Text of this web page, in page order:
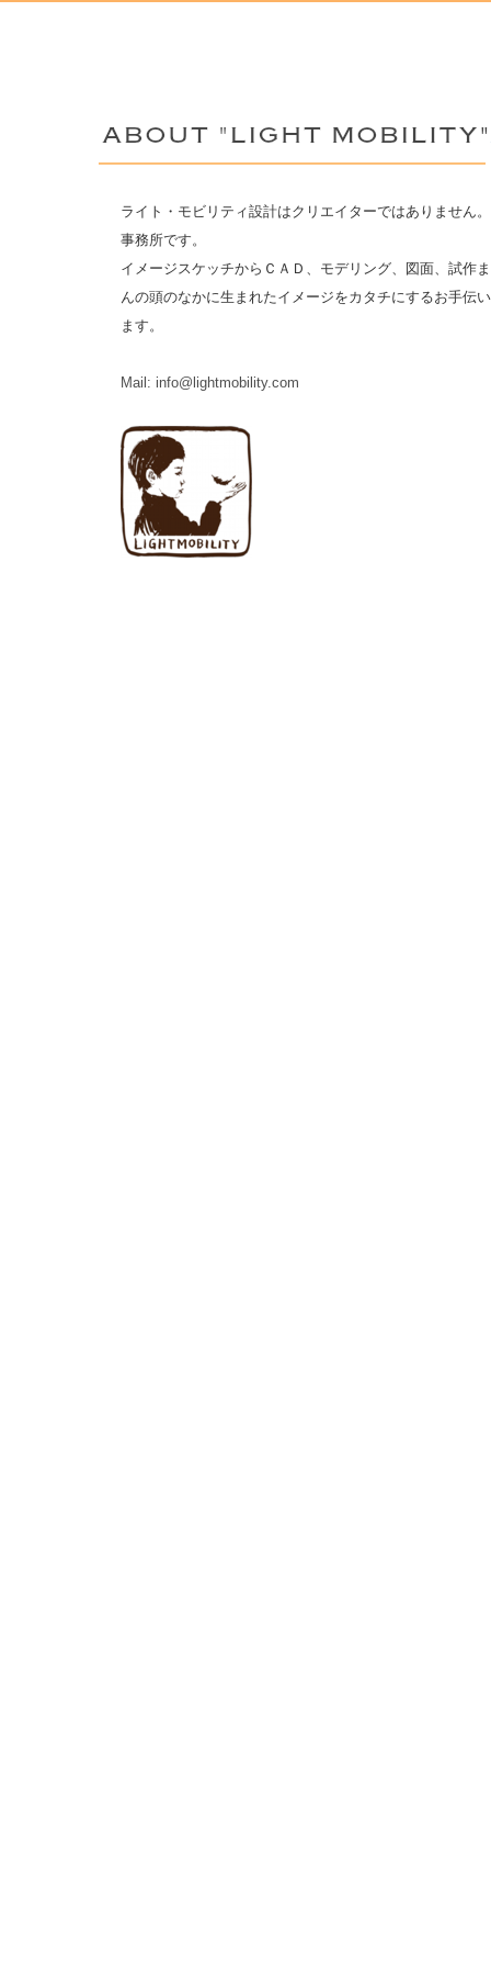
ライト・モビリティ設計はクリエイターではありません
事務所です。
イメージスケッチからＣＡＤ、モデリング、図面、試作
んの頭のなかに生まれたイメージをカタチにするお手伝
ます。
Mail: info@lightmobility.com